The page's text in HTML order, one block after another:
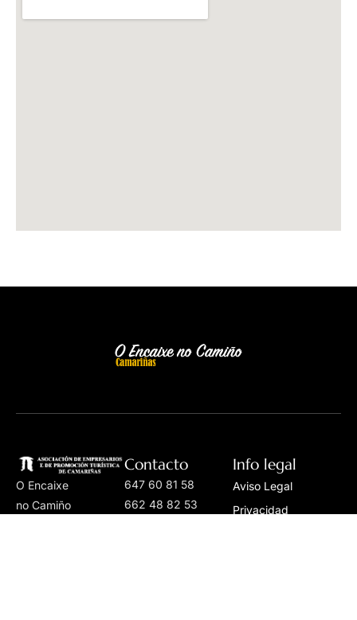
O Encaixe
no Camiño
Contacto
647 60 81 58
662 48 82 53
Info legal
Aviso Legal
Privacidad